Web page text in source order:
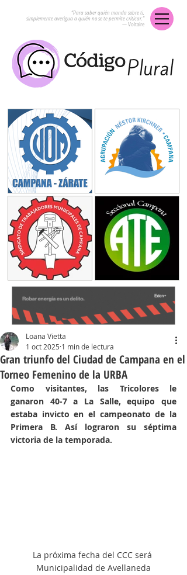
“Para saber quién manda sobre ti,
simplemente averigua a quién no se te permite criticar.”
― Voltaire
Gran triunfo del Ciudad de Campana en el
Torneo Femenino de la URBA
Loana Vietta
1 oct 2025 1 min de lectura
Como visitantes, las Tricolores le
ganaron 40-7 a La Salle, equipo que
estaba invicto en el campeonato de la
Primera B. Así lograron su séptima
victoria de la temporada.
La próxima fecha del CCC será
Municipalidad de Avellaneda